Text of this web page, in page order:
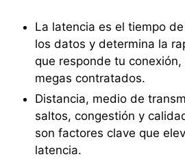
La latencia es el tiempo
los datos y determina la
que responde tu
megas contratados.
Distancia, medio de
saltos, congestión y
son factores clave que
latencia.